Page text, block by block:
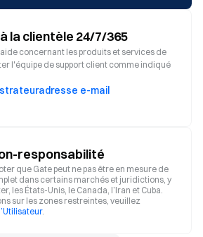
la clientèle 24/7/365
concernant les produits et services de
l'équipe de support client comme indiqué
adresse e-mail
responsabilité
que Gate peut ne pas être en mesure de
dans certains marchés et juridictions, y
les États-Unis, le Canada, l’Iran et Cuba.
sur les zones restreintes, veuillez
.